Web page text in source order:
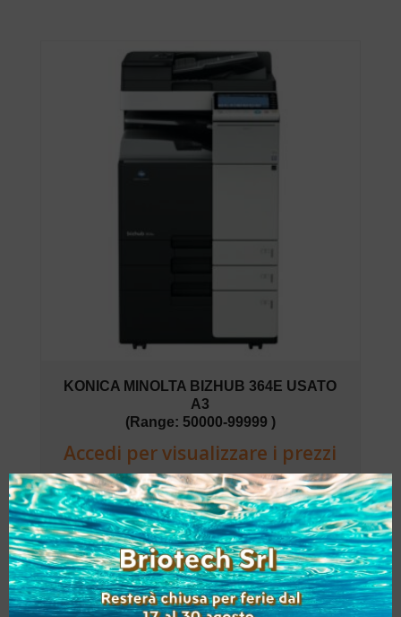
KONICA MINOLTA BIZHUB 364E USATO
A3
(Range: 50000-99999 )
Accedi per visualizzare i prezzi